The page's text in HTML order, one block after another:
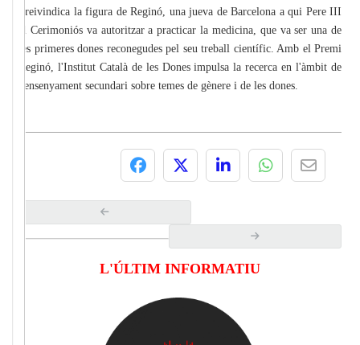
i reivindica la figura de Reginó, una jueva de Barcelona a qui Pere III
el Cerimoniós va autoritzar a practicar la medicina, que va ser una de
les primeres dones reconegudes pel seu treball científic. Amb el Premi
Reginó, l'Institut Català de les Dones impulsa la recerca en l'àmbit de
l'ensenyament secundari sobre temes de gènere i de les dones.
L'ÚLTIM INFORMATIU